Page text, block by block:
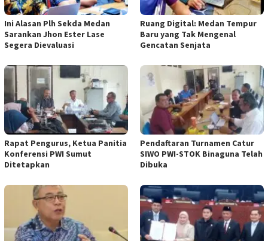
Ini Alasan Plh Sekda Medan
Sarankan Jhon Ester Lase
Segera Dievaluasi
Ruang Digital: Medan Tempur
Baru yang Tak Mengenal
Gencatan Senjata
Rapat Pengurus, Ketua Panitia
Konferensi PWI Sumut
Ditetapkan
Pendaftaran Turnamen Catur
SIWO PWI-STOK Binaguna Telah
Dibuka